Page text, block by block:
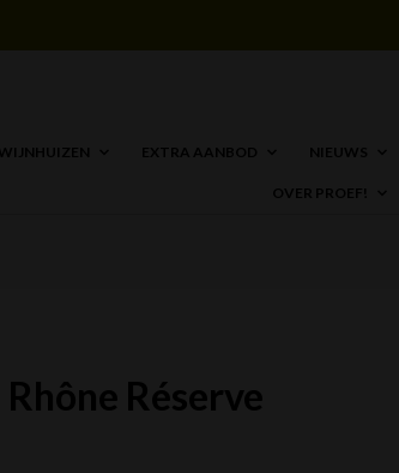
WIJNHUIZEN EXTRA AANBOD NIEUWS
OVER PROEF!
Réserve